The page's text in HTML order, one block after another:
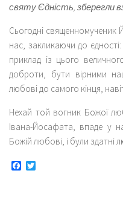
святу Єдність, зберегли
Сьогодні священномученик
нас, закликаючи до
приклад із цього
доброти, бути вірними
любові до самого кінця,
Нехай той вогник Божої
Івана-Йосафата, впаде у
Божій любові, і були здатні
Facebook